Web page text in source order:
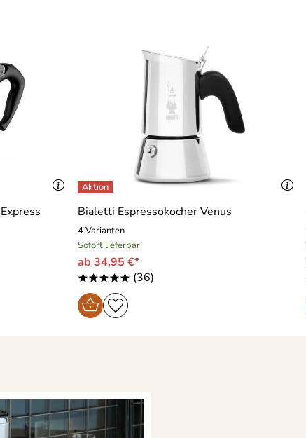
Bialetti Espressokocher Venus
4 Varianten
Sofort lieferbar
ab 34,95 €*
***** (36)